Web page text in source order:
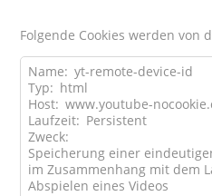
Folgende Cookies werden von
Name: yt-remote-device-id
Typ: html
Host: www.youtube-
Laufzeit: Persistent
Zweck:
Speicherung einer
im Zusammenhang mit dem
Abspielen eines Videos